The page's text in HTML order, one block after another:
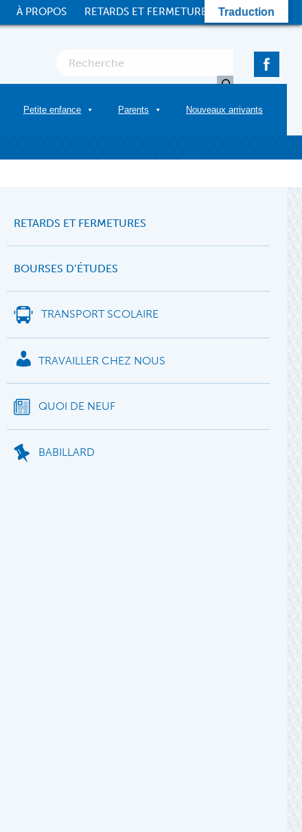
À PROPOS RETARDS ET FERMETURES CONTACT
Petite enfance Parents Nouveaux arrivants
RETARDS ET FERMETURES
BOURSES D’ÉTUDES
TRANSPORT SCOLAIRE
TRAVAILLER CHEZ NOUS
QUOI DE NEUF
BABILLARD
Traduction